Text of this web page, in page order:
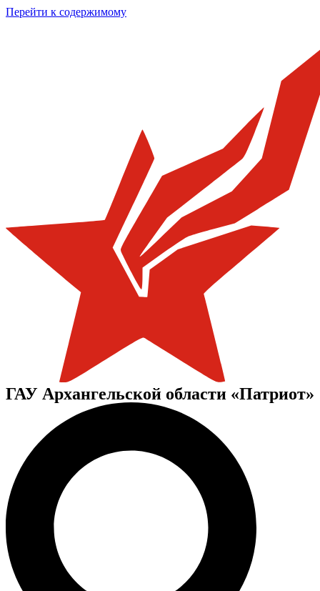
Перейти к содержимому
ГАУ Архангельской области «Патриот»